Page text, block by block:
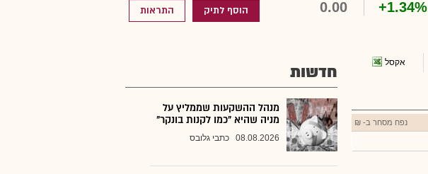
+1.34%
0.00 הוסף לתיק התראות
אקסל
נפח מסחר ב- ₪
חדשות
מנהל ההשקעות שממליץ על
מניה שהיא "כמו לקנות בונקר"
08.08.2026 כתבי גלובס